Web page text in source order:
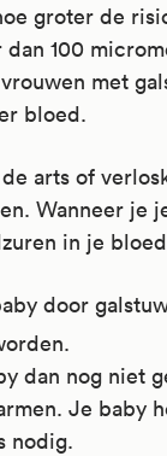
groter de
100
met
bloed.
arts of
Wanneer je
in je
door
dan nog niet
Je baby
nodig.